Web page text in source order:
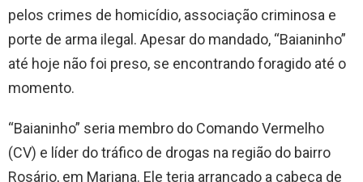
pelos crimes de homicídio, associação criminosa e
porte de arma ilegal. Apesar do mandado, “Baianinho”
até hoje não foi preso, se encontrando foragido até o
momento.
“Baianinho” seria membro do Comando Vermelho
(CV) e líder do tráfico de drogas na região do bairro
Rosário, em Mariana. Ele teria arrancado a cabeça de